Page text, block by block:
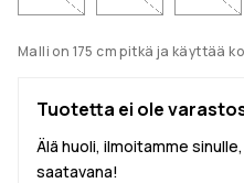
Malli on 175 cm pitkä ja käyttää
Tuotetta ei ole
Älä huoli, ilmoitamme
saatavana!